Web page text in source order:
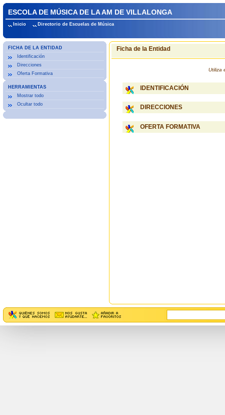
ESCOLA DE MÚSICA DE LA AM DE VILLALONGA
Inicio Directorio de Escuelas de Música
FICHA DE LA ENTIDAD
Identificación
Direcciones
Oferta Formativa
HERRAMIENTAS
Mostrar todo
Ocultar todo
Ficha de la Entidad
Utiliza
IDENTIFICACIÓN
DIRECCIONES
OFERTA FORMATIVA